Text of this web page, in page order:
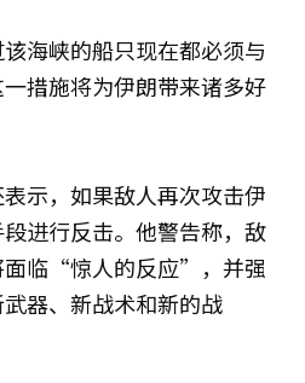
海峡的船只现在都必须与
措施将为伊朗带来诸多好
示，如果敌人再次攻击伊
进行反击。他警告称，敌
面临“惊人的反应”，并强
器、新战术和新的战